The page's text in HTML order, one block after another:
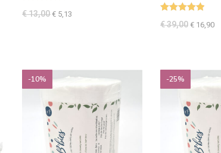
€13,00 € 5,13
€39,00 €16,90
-10% -25%